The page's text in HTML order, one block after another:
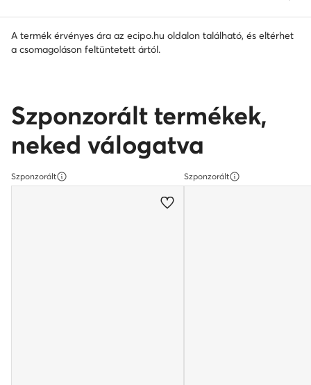
A termék érvényes ára az ecipo.hu oldalon található, és eltérhet
a csomagoláson feltüntetett ártól.
Szponzorált termékek,
neked válogatva
Szponzorált Szponzorált